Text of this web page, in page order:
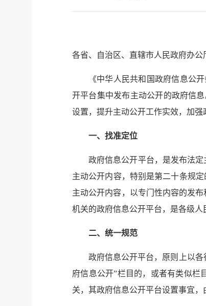
各省、自治区、直辖市人民政府办公
《中华人民共和国政府信息公
开平台集中发布主动公开的政府信
设置，提升主动公开工作实效，加强
一、找准定位
政府信息公开平台，是发布法
主动公开内容，特别是第二十条规
主动公开内容，以专门性内容的发
机关的政府信息公开平台，是各级
二、统一规范
政府信息公开平台，原则上以
府信息公开”栏目的，或者有类似栏
关，其政府信息公开平台设置事宜，